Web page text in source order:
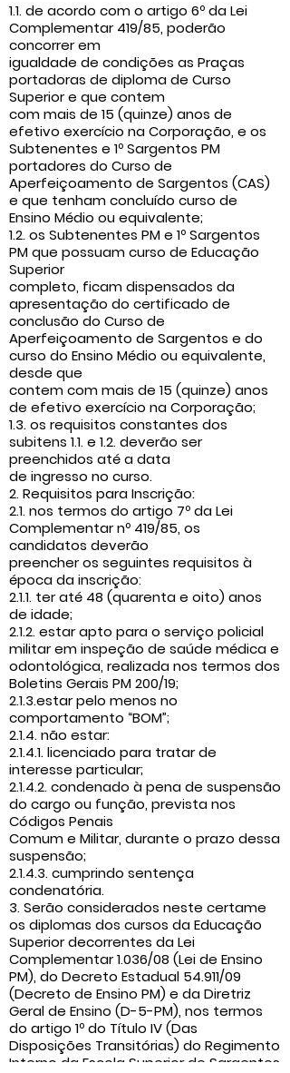
1.1. de acordo com o artigo 6º da Lei
Complementar 419/85, poderão
concorrer em
igualdade de condições as Praças
portadoras de diploma de Curso
Superior e que contem
com mais de 15 (quinze) anos de
efetivo exercício na Corporação, e os
Subtenentes e 1º Sargentos PM
portadores do Curso de
Aperfeiçoamento de Sargentos (CAS)
e que tenham concluído curso de
Ensino Médio ou equivalente;
1.2. os Subtenentes PM e 1º Sargentos
PM que possuam curso de Educação
Superior
completo, ficam dispensados da
apresentação do certificado de
conclusão do Curso de
Aperfeiçoamento de Sargentos e do
curso do Ensino Médio ou equivalente,
desde que
contem com mais de 15 (quinze) anos
de efetivo exercício na Corporação;
1.3. os requisitos constantes dos
subitens 1.1. e 1.2. deverão ser
preenchidos até a data
de ingresso no curso.
2. Requisitos para Inscrição:
2.1. nos termos do artigo 7º da Lei
Complementar nº 419/85, os
candidatos deverão
preencher os seguintes requisitos à
época da inscrição:
2.1.1. ter até 48 (quarenta e oito) anos
de idade;
2.1.2. estar apto para o serviço policial
militar em inspeção de saúde médica e
odontológica, realizada nos termos dos
Boletins Gerais PM 200/19;
2.1.3.estar pelo menos no
comportamento “BOM”;
2.1.4. não estar:
2.1.4.1. licenciado para tratar de
interesse particular;
2.1.4.2. condenado à pena de suspensão
do cargo ou função, prevista nos
Códigos Penais
Comum e Militar, durante o prazo dessa
suspensão;
2.1.4.3. cumprindo sentença
condenatória.
3. Serão considerados neste certame
os diplomas dos cursos da Educação
Superior decorrentes da Lei
Complementar 1.036/08 (Lei de Ensino
PM), do Decreto Estadual 54.911/09
(Decreto de Ensino PM) e da Diretriz
Geral de Ensino (D-5-PM), nos termos
do artigo 1º do Título IV (Das
Disposições Transitórias) do Regimento
Interno da Escola Superior de Sargentos